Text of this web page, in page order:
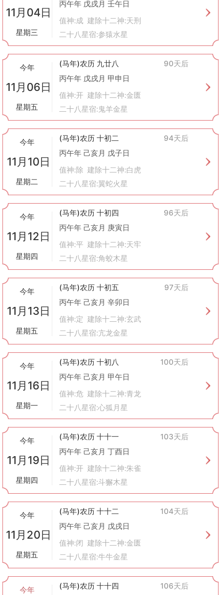
11月04日
星期三
丙午年 戊戌月 壬午日
值神:成 建除十二神:天刑
二十八星宿:参猿水星
今年
11月06日
星期五
(马年)农历 九廿八
90天后
丙午年 戊戌月 甲申日
值神:开 建除十二神:金匮
二十八星宿:鬼羊金星
今年
11月10日
星期二
(马年)农历 十初二
94天后
丙午年 己亥月 戊子日
值神:除 建除十二神:白虎
二十八星宿:翼蛇火星
今年
11月12日
星期四
(马年)农历 十初四
96天后
丙午年 己亥月 庚寅日
值神:平 建除十二神:天牢
二十八星宿:角蛟木星
今年
11月13日
星期五
(马年)农历 十初五
97天后
丙午年 己亥月 辛卯日
值神:定 建除十二神:玄武
二十八星宿:亢龙金星
今年
11月16日
星期一
(马年)农历 十初八
100天后
丙午年 己亥月 甲午日
值神:危 建除十二神:青龙
二十八星宿:心狐月星
今年
11月19日
星期四
(马年)农历 十十一
103天后
丙午年 己亥月 丁酉日
值神:开 建除十二神:朱雀
二十八星宿:斗獬木星
今年
11月20日
星期五
(马年)农历 十十二
104天后
丙午年 己亥月 戊戌日
值神:闭 建除十二神:金匮
二十八星宿:牛牛金星
今年 (马年)农历 十十四
106天后